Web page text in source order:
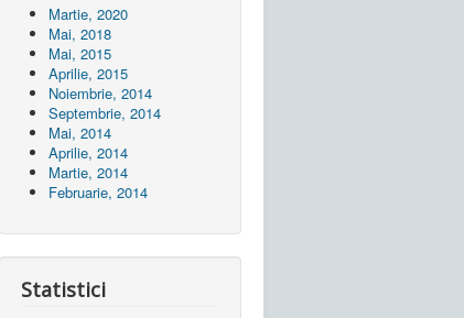
Martie, 2020
Mai, 2018
Mai, 2015
Aprilie, 2015
Noiembrie, 2014
Septembrie, 2014
Mai, 2014
Aprilie, 2014
Martie, 2014
Februarie, 2014
Statistici